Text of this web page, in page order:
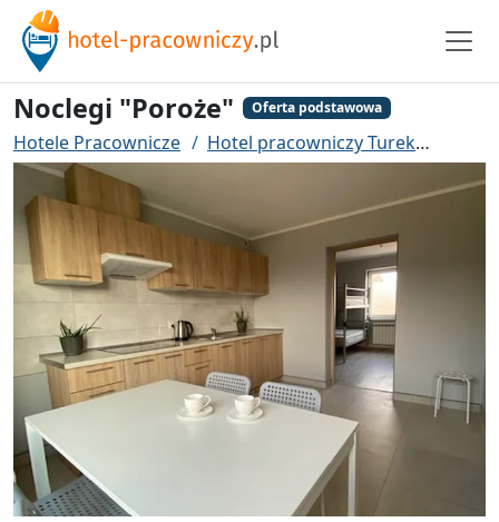
Noclegi "Poroże" Oferta podstawowa
Hotele Pracownicze Hotel pracowniczy Turek